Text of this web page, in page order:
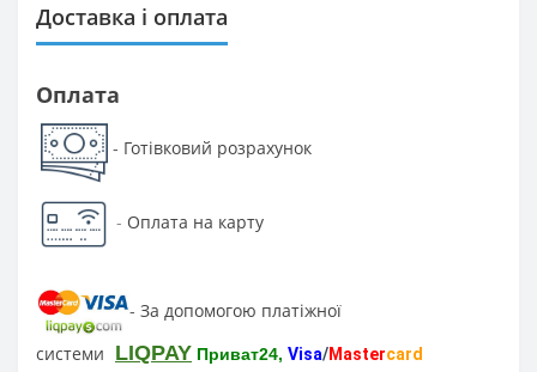
Доставка і оплата
Оплата
- Готівковий розрахунок
- Оплата на карту
- За допомогою платіжної
системи LIQPAY Приват24, Visa/Mastercard